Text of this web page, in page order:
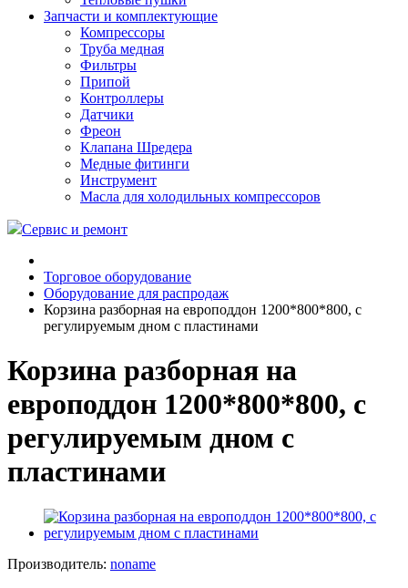
Запчасти и комплектующие
Компрессоры
Труба медная
Фильтры
Припой
Контроллеры
Датчики
Фреон
Клапана Шредера
Медные фитинги
Инструмент
Масла для холодильных компрессоров
Сервис и ремонт
Торговое оборудование
Оборудование для распродаж
Корзина разборная на европоддон 1200*800*800, с
регулируемым дном с пластинами
Корзина разборная на
европоддон 1200*800*800, с
регулируемым дном с
пластинами
Производитель: noname